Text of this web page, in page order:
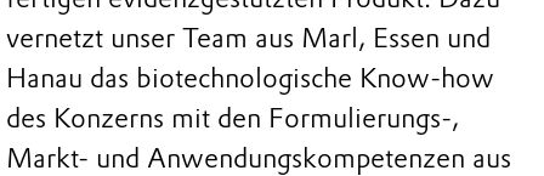
vernetzt unser Team aus Marl, Essen und
Hanau das biotechnologische Know-how
des Konzerns mit den Formulierungs-,
Markt- und Anwendungskompetenzen aus